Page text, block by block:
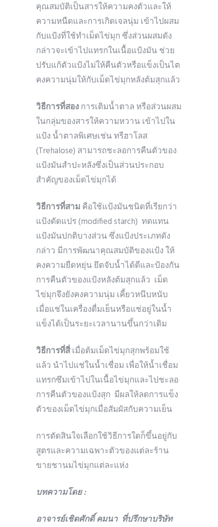
คุณสมบัติเป็นสารให้ความคงตัวและให้
ความหนืดและการเกิดเจลนุ่ม เข้าไปผสม
กับแป้งที่ใช้ทำเม็ดไข่มุก ซึ่งส่วนผสมดัง
กล่าวจะเข้าไปแทรกในเนื้อแป้งมัน ช่วย
ปรับแก้ตัวแป้งไม่ให้คืนตัวหรือแข็งเป็นไต
คงความนุ่มให้กับเม็ดไข่มุกหลังต้มสุกแล้ว
วิธีการที่สองการเติมน้ำตาล หรือส่วนผสม
ในกลุ่มของสารให้ความหวาน เข้าไปใน
แป้ง น้ำตาลพิเศษเช่น ทรีฮาโลส
(Trehalose) สามารถชะลอการคืนตัวของ
แป้งมันสำปะหลังซึ่งเป็นส่วนประกอบ
สำคัญของเม็ดไข่มุกได้
วิธีการที่สามคือใช้แป้งมันชนิดที่เรียกว่า
แป้งดัดแปร (modified starch) ทดแทน
แป้งมันปกติบางส่วน ซึ่งแป้งประเภทดัง
กล่าว มีการพัฒนาคุณสมบัติของแป้ง ให้
คงความยืดหยุ่น ยึดจับน้ำได้ดีและป้องกัน
การคืนตัวของแป้งหลังต้มสุกแล้ว เม็ด
ไข่มุกจึงยังคงความนุ่ม เคี้ยวหนึบหนับ
เมื่อแช่ในเครื่องดื่มเย็นหรือแช่อยู่ในน้ำ
แข็งได้เป็นระยะเวลานานขึ้นกว่าเดิม
วิธีการที่สี่เมื่อต้มเม็ดไข่มุกสุกพร้อมใช้
แล้ว นำไปแช่ในน้ำเชื่อม เพื่อให้น้ำเชื่อม
แทรกซึมเข้าไปในเนื้อไข่มุกและไปชะลอ
การคืนตัวของแป้งสุก มีผลให้ลดการแข็ง
ตัวของเม็ดไข่มุกเมื่อสัมผัสกับความเย็น
การตัดสินใจเลือกใช้วิธีการใดก็ขึ้นอยู่กับ
สูตรและความเฉพาะตัวของแต่ละร้าน
ขายชานมไข่มุกแต่ละแห่ง
บทความโดย:
อาจารย์เชิดศักดิ์ คมนา ที่ปรึกษาบริษัท